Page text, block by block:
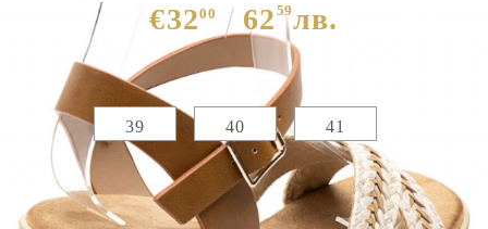
€3200 62 59лв.
Избери размер :
39 40 41
ЦВЯТ ОСНОВЕН:
БЕЖОВ
МАТЕРИАЛ ОСНОВЕН:
ЕКО КОЖА
МАТЕРИАЛ ВЪТРЕШНА ЧАСТ:
ЕКО КОЖА